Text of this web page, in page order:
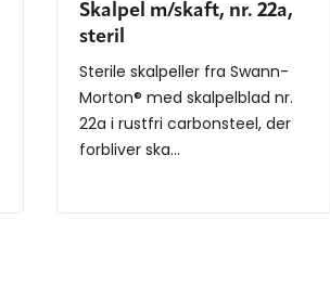
Skalpel m/skaft, nr. 22a,
steril
Sterile skalpeller fra Swann-
Morton® med skalpelblad nr.
22a i rustfri carbonsteel, der
forbliver ska...